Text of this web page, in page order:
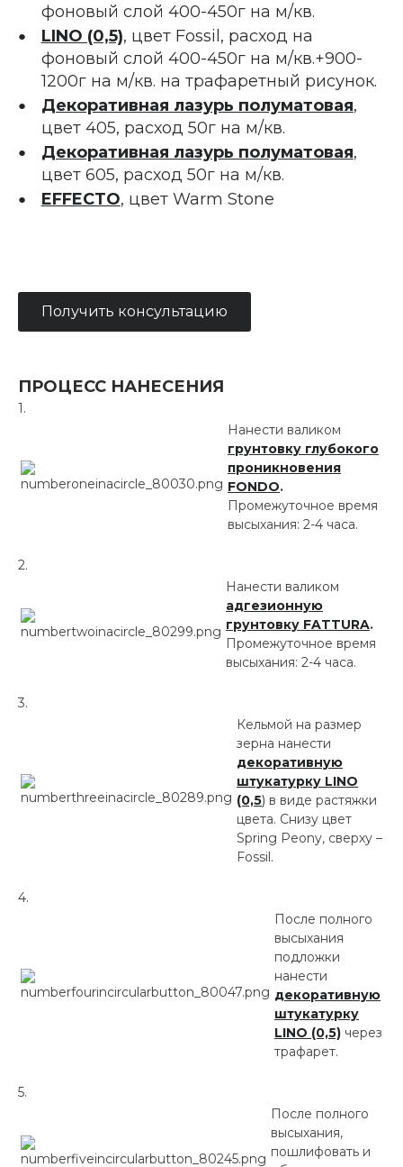
фоновый слой 400-450г на м/кв.
LINO (0,5), цвет Fossil, расход на
фоновый слой 400-450г на м/кв.+900-
1200г на м/кв. на трафаретный рисунок.
Декоративная лазурь полуматовая,
цвет 405, расход 50г на м/кв.
Декоративная лазурь полуматовая,
цвет 605, расход 50г на м/кв.
EFFECTO, цвет Warm Stone
Получить консультацию
ПРОЦЕСС НАНЕСЕНИЯ
Нанести валиком
грунтовку глубокого
проникновения
FONDO.
Промежуточное время
высыхания: 2-4 часа.
Нанести валиком
адгезионную
грунтовку FATTURA.
Промежуточное время
высыхания: 2-4 часа.
Кельмой на размер
зерна нанести
декоративную
штукатурку LINO
(0,5) в виде растяжки
цвета. Снизу цвет
Spring Peony, сверху –
Fossil.
После полного
высыхания
подложки
нанести
декоративную
штукатурку
LINO (0,5) через
трафарет.
После полного
высыхания,
пошлифовать и